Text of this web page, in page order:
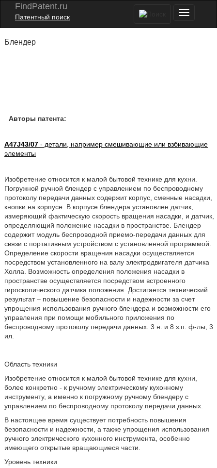
FindPatent.ru
Патентный поиск
Блендер
Авторы патента:
A47J43/07- детали, например смешивающие или взбивающие
элементы
Изобретение относится к малой бытовой технике для кухни.
Погружной ручной блендер с управлением по беспроводному
протоколу передачи данных содержит корпус, сменные насадки,
кнопки на корпусе. В корпусе блендера установлен датчик,
измеряющий фактическую скорость вращения насадки, и датчик,
определяющий положение насадки в пространстве. Блендер
содержит модуль беспроводной приемо-передачи данных для
связи с портативным устройством с установленной программой.
Определение скорости вращения насадки осуществляется
посредством установленного на валу электродвигателя датчика
Холла. Возможность определения положения насадки в
пространстве осуществляется посредством встроенного
гироскопического датчика положения. Достигается технический
результат – повышение безопасности и надежности за счет
упрощения использования ручного блендера и возможности его
управления при помощи мобильного приложения по
беспроводному протоколу передачи данных. 3 н. и 8 з.п. ф-лы, 3
ил.
Область техники
Изобретение относится к малой бытовой технике для кухни,
более конкретно - к ручному электрическому кухонному
инструменту, а именно к погружному ручному блендеру с
управлением по беспроводному протоколу передачи данных.
В настоящее время существует потребность повышения
безопасности и надежности, а также упрощения использования
ручного электрического кухонного инструмента, особенно
имеющего открытые вращающиеся части.
Уровень техники